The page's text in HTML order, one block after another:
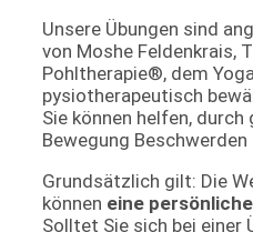
Unsere Übungen sind
von Moshe Feldenkrais,
Pohltherapie®, dem
pysiotherapeutisch
Sie können helfen,
Bewegung Beschwerden
Grundsätzlich gilt: Die
können eine
Solltet Sie sich bei einer